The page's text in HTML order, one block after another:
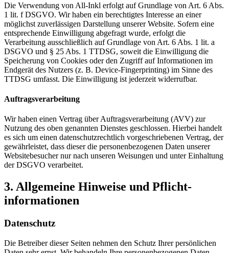
Die Verwendung von All-Inkl erfolgt auf Grundlage von Art. 6 Abs.
1 lit. f DSGVO. Wir haben ein berechtigtes Interesse an einer
möglichst zuverlässigen Darstellung unserer Website. Sofern eine
entsprechende Einwilligung abgefragt wurde, erfolgt die
Verarbeitung ausschließlich auf Grundlage von Art. 6 Abs. 1 lit. a
DSGVO und § 25 Abs. 1 TTDSG, soweit die Einwilligung die
Speicherung von Cookies oder den Zugriff auf Informationen im
Endgerät des Nutzers (z. B. Device-Fingerprinting) im Sinne des
TTDSG umfasst. Die Einwilligung ist jederzeit widerrufbar.
Auftragsverarbeitung
Wir haben einen Vertrag über Auftragsverarbeitung (AVV) zur
Nutzung des oben genannten Dienstes geschlossen. Hierbei handelt
es sich um einen datenschutzrechtlich vorgeschriebenen Vertrag, der
gewährleistet, dass dieser die personenbezogenen Daten unserer
Websitebesucher nur nach unseren Weisungen und unter Einhaltung
der DSGVO verarbeitet.
3. Allgemeine Hinweise und Pflicht­
informationen
Datenschutz
Die Betreiber dieser Seiten nehmen den Schutz Ihrer persönlichen